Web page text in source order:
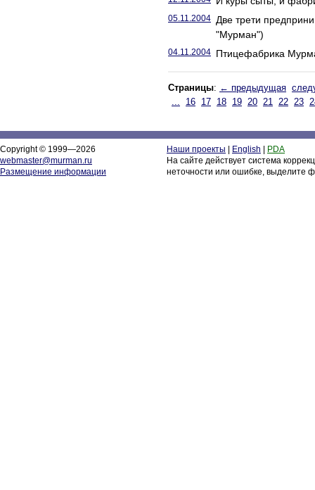
05.11.2004 Две трети
"Мурман")
04.11.2004 Птицефабрика
Страницы: ← предыдущая
...
16 17 18 19 20 21 22 23
Copyright © 1999—2026
webmaster@murman.ru
Размещение информации
Наши проекты English
PDA
На сайте действует система
неточности или ошибке, выделите